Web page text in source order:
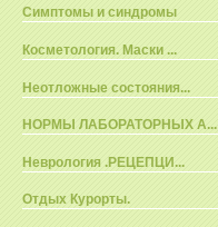
Симптомы и синдромы
Косметология. Маски ...
Неотложные состояния...
НОРМЫ ЛАБОРАТОРНЫХ А...
Неврология .РЕЦЕПЦИ...
Отдых Курорты.